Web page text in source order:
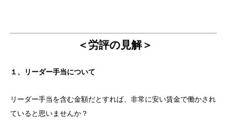
＜労評の見解＞
１、リーダー手当について
リーダー手当を含む金額だとすれば、非常に安い賃金で働かされ
ていると思いませんか？